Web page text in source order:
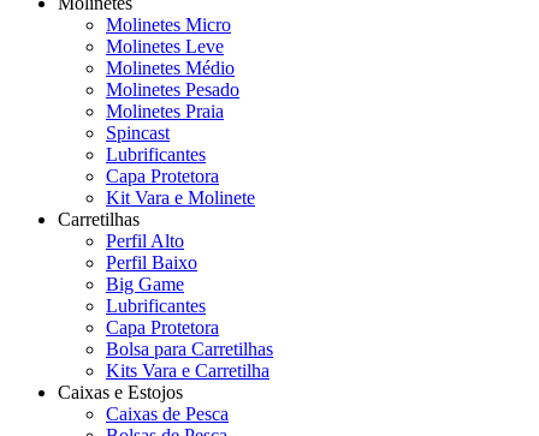
Molinetes Micro
Molinetes Leve
Molinetes Médio
Molinetes Pesado
Molinetes Praia
Spincast
Lubrificantes
Capa Protetora
Kit Vara e Molinete
Carretilhas
Perfil Alto
Perfil Baixo
Big Game
Lubrificantes
Capa Protetora
Bolsa para Carretilhas
Kits Vara e Carretilha
Caixas e Estojos
Caixas de Pesca